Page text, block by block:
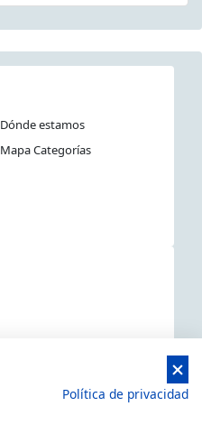
Dónde estamos
Mapa Categorías
Política de privacidad